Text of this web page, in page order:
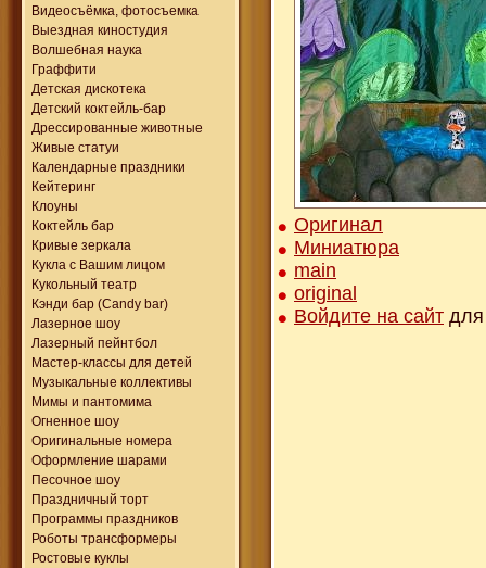
Видеосъёмка, фотосъемка
Выездная киностудия
Волшебная наука
Граффити
Детская дискотека
Детский коктейль-бар
Дрессированные животные
Живые статуи
Календарные праздники
Кейтеринг
Клоуны
Коктейль бар
Кривые зеркала
Кукла с Вашим лицом
Кукольный театр
Кэнди бар (Candy bar)
Лазерное шоу
Лазерный пейнтбол
Мастер-классы для детей
Музыкальные коллективы
Мимы и пантомима
Огненное шоу
Оригинальные номера
Оформление шарами
Песочное шоу
Праздничный торт
Программы праздников
Роботы трансформеры
Ростовые куклы
Оригинал
Миниатюра
main
original
Войдите на сайт для